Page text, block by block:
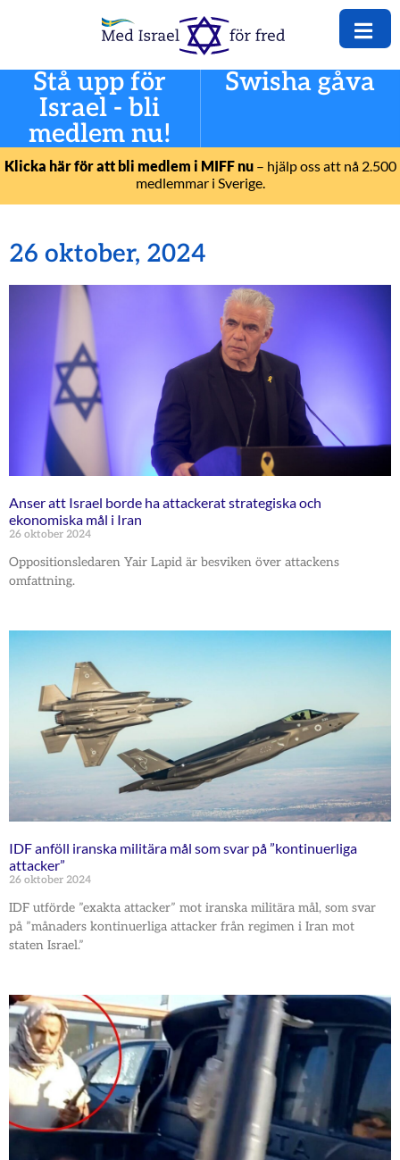
Stå upp för
Israel - bli
medlem nu!
Swisha gåva
Klicka här för att bli medlem i MIFF nu– hjälp oss att nå 2.500
medlemmar i Sverige.
26 oktober, 2024
Anser att Israel borde ha attackerat strategiska och
ekonomiska mål i Iran
26 oktober 2024
Oppositionsledaren Yair Lapid är besviken över attackens
omfattning.
IDF anföll iranska militära mål som svar på ”kontinuerliga
attacker”
26 oktober 2024
IDF utförde ”exakta attacker” mot iranska militära mål, som svar
på ”månaders kontinuerliga attacker från regimen i Iran mot
staten Israel.”